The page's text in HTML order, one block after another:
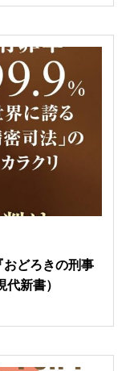
どろきの刑事
新書）